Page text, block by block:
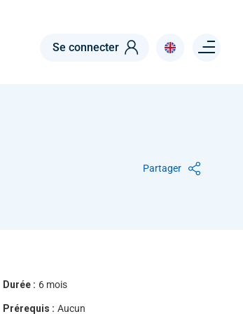
Se connecter Menu right
Partager
Durée : 6 mois
Prérequis : Aucun